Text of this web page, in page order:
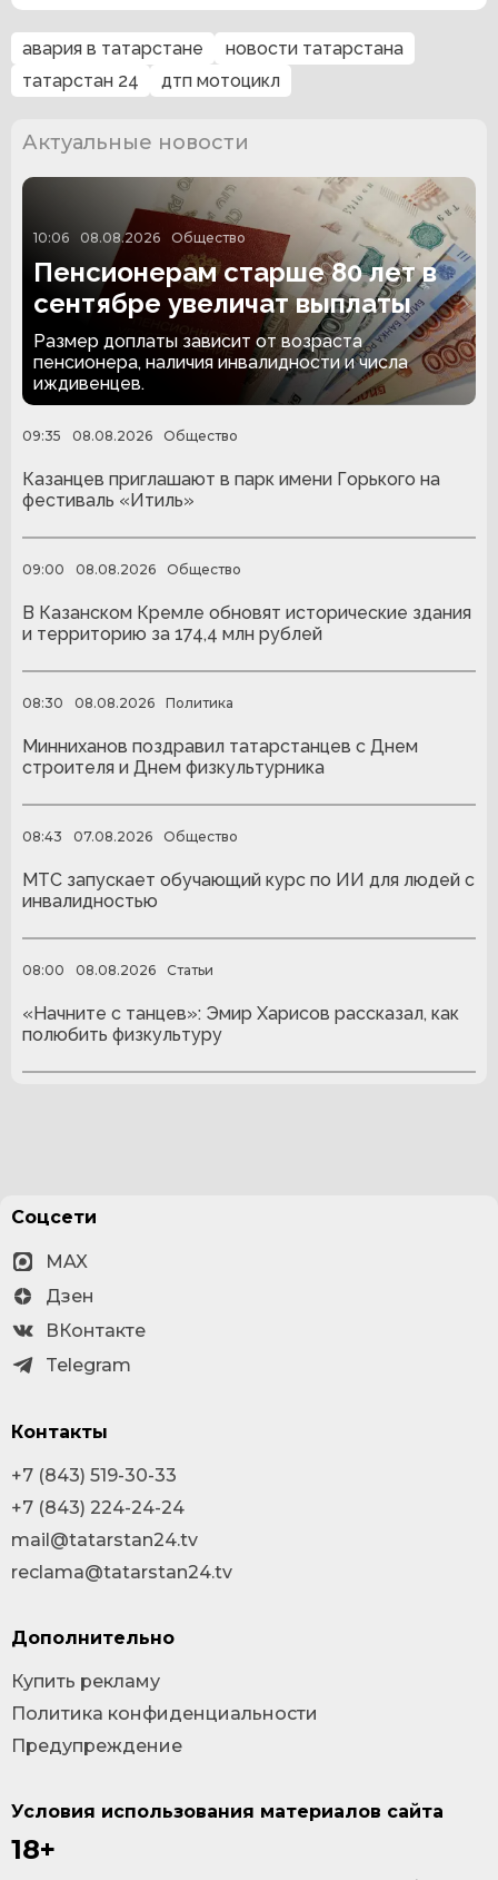
авария в татарстане
новости татарстана
татарстан 24
дтп мотоцикл
Актуальные новости
10:06 08.08.2026 Общество
Пенсионерам старше 80 лет в
сентябре увеличат выплаты
Размер доплаты зависит от возраста
пенсионера, наличия инвалидности и числа
иждивенцев.
09:35 08.08.2026 Общество
Казанцев приглашают в парк имени Горького на
фестиваль «Итиль»
09:00 08.08.2026 Общество
В Казанском Кремле обновят исторические здания
и территорию за 174,4 млн рублей
08:30 08.08.2026 Политика
Минниханов поздравил татарстанцев с Днем
строителя и Днем физкультурника
08:43 07.08.2026 Общество
МТС запускает обучающий курс по ИИ для людей с
инвалидностью
08:00 08.08.2026 Статьи
«Начните с танцев»: Эмир Харисов рассказал, как
полюбить физкультуру
Условия использования материалов сайта
18+
Соцсети
MAX
Дзен
ВКонтакте
Telegram
Контакты
+7 (843) 519-30-33
+7 (843) 224-24-24
mail@tatarstan24.tv
reclama@tatarstan24.tv
Дополнительно
Купить рекламу
Политика конфиденциальности
Предупреждение